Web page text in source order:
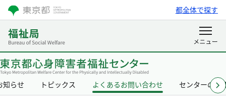
都全体で探す
知らせ トピックス よくあるお問い合わせ センターの概